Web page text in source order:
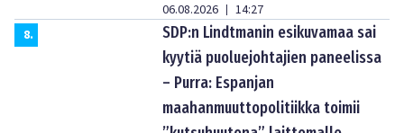
06.08.2026 | 14:27
8.
SDP:n Lindtmanin esikuvamaa sai
kyytiä puoluejohtajien paneelissa
– Purra: Espanjan
maahanmuuttopolitiikka toimii